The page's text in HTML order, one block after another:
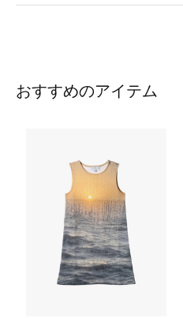
おすすめのアイテム